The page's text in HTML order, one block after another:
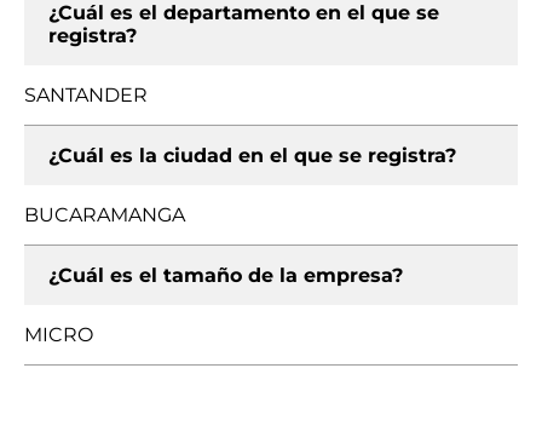
¿Cuál es el departamento en el que se
registra?
SANTANDER
¿Cuál es la ciudad en el que se registra?
BUCARAMANGA
¿Cuál es el tamaño de la empresa?
MICRO